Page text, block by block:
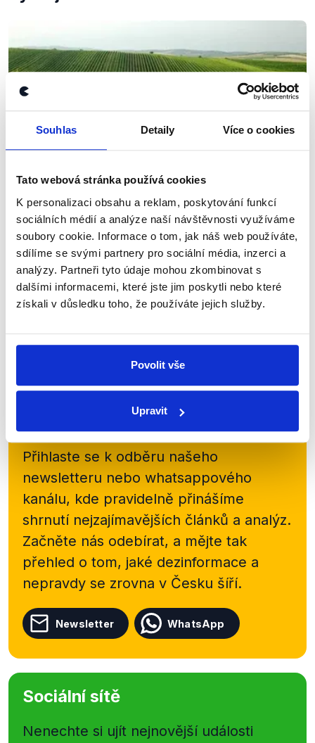
Souhlas Detaily Více o cookies
Tato webová stránka používá cookies
K personalizaci obsahu a reklam, poskytování funkcí
sociálních médií a analýze naší návštěvnosti využíváme
soubory cookie. Informace o tom, jak náš web používáte,
sdílíme se svými partnery pro sociální média, inzerci a
analýzy. Partneři tyto údaje mohou zkombinovat s
dalšími informacemi, které jste jim poskytli nebo které
získali v důsledku toho, že používáte jejich služby.
Povolit vše
Upravit
OVĚŘENO
Krajské volby: Jihomoravský kraj
30. září 2016
Lídři kandidátek Jihomoravského kraje se
vypořádávali hlavně s tématy regionálního školství,
hospodaření kraje a problémem územního rozvoje.
Zůstaňme v kontaktu
Přihlaste se k odběru našeho
newsletteru nebo whatsappového
kanálu, kde pravidelně přinášíme
shrnutí nejzajímavějších článků a analýz.
Začněte nás odebírat, a mějte tak
přehled o tom, jaké dezinformace a
nepravdy se zrovna v Česku šíří.
Newsletter WhatsApp
Sociální sítě
Nenechte si ujít nejnovější události